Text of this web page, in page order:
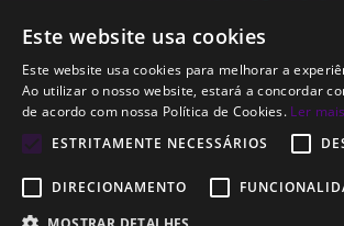
Siga-nos no LinkedIn:
LinkedIn
Certified
Este website usa cookies
Este website usa cookies para melhorar a
Ao utilizar o nosso website, estará a concordar
de acordo com nossa Política de Cookies. Ler mais
ESTRITAMENTE NECESSÁRIOS
DIRECIONAMENTO